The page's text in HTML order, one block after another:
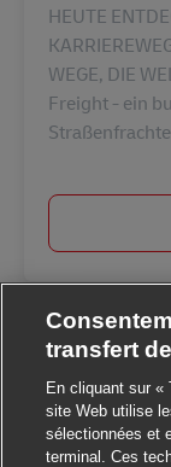
HEUTE
WEGE, DIE
Freight - ein
transfert
En cliquant sur «
site Web utilise
sélectionnées et
terminal. Ces
! Ce poste